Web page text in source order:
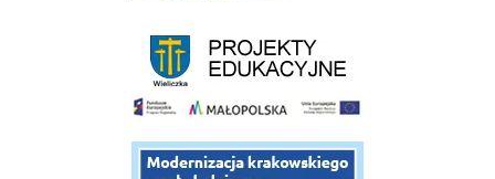
link do opisu projektu budowy linii kolejowej Krakow Rudzice